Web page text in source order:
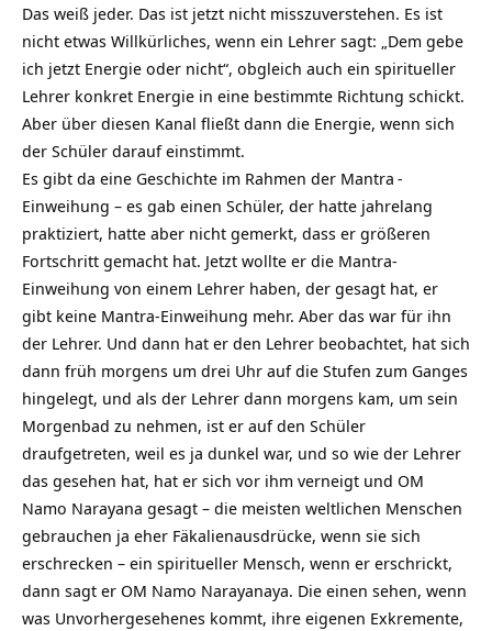
Das weiß jeder. Das ist jetzt nicht misszuverstehen. Es ist
nicht etwas Willkürliches, wenn ein Lehrer sagt: „Dem gebe
ich jetzt Energie oder nicht“, obgleich auch ein spiritueller
Lehrer konkret Energie in eine bestimmte Richtung schickt.
Aber über diesen Kanal fließt dann die Energie, wenn sich
der Schüler darauf einstimmt.
Es gibt da eine Geschichte im Rahmen der Mantra -
Einweihung – es gab einen Schüler, der hatte jahrelang
praktiziert, hatte aber nicht gemerkt, dass er größeren
Fortschritt gemacht hat. Jetzt wollte er die Mantra-
Einweihung von einem Lehrer haben, der gesagt hat, er
gibt keine Mantra-Einweihung mehr. Aber das war für ihn
der Lehrer. Und dann hat er den Lehrer beobachtet, hat sich
dann früh morgens um drei Uhr auf die Stufen zum Ganges
hingelegt, und als der Lehrer dann morgens kam, um sein
Morgenbad zu nehmen, ist er auf den Schüler
draufgetreten, weil es ja dunkel war, und so wie der Lehrer
das gesehen hat, hat er sich vor ihm verneigt und OM
Namo Narayana gesagt – die meisten weltlichen Menschen
gebrauchen ja eher Fäkalienausdrücke, wenn sie sich
erschrecken – ein spiritueller Mensch, wenn er erschrickt,
dann sagt er OM Namo Narayanaya. Die einen sehen, wenn
was Unvorhergesehenes kommt, ihre eigenen Exkremente,